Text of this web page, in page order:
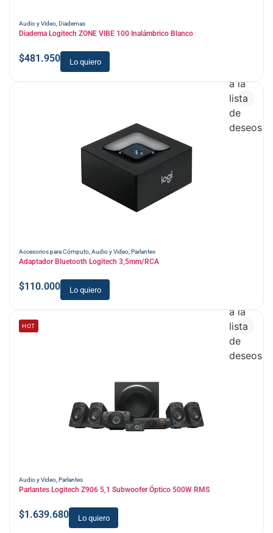
Audio y Video Diademas
Diadema Logitech ZONE VIBE 100 Inalámbrico Blanco
$481.950 Lo quiero
Accesorios para Cómputo Audio y Video Parlantes
Adaptador Bluetooth Logitech 3,5mm/RCA
$110.000 Lo quiero
a la
lista
de
deseos
Audio y Video Parlantes
Parlantes Logitech Z906 5,1 Subwoofer Óptico 500W RMS
$1.639.680 Lo quiero
HOT
a la
lista
de
deseos